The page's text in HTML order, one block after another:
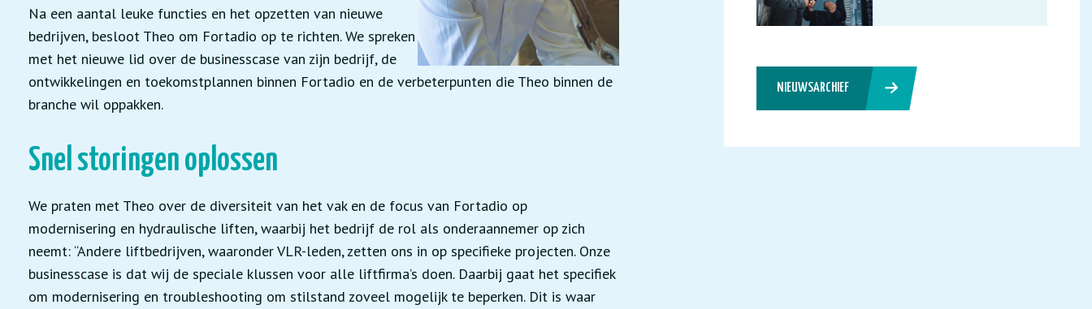
Na een aantal leuke functies en het opzetten van nieuwe
bedrijven, besloot Theo om Fortadio op te richten. We spreken
met het nieuwe lid over de businesscase van zijn bedrijf, de
ontwikkelingen en toekomstplannen binnen Fortadio en de verbeterpunten die Theo binnen de
branche wil oppakken.
Snel storingen oplossen
We praten met Theo over de diversiteit van het vak en de focus van Fortadio op
modernisering en hydraulische liften, waarbij het bedrijf de rol als onderaannemer op zich
neemt: “Andere liftbedrijven, waaronder VLR-leden, zetten ons in op specifieke projecten. Onze
businesscase is dat wij de speciale klussen voor alle liftfirma’s doen. Daarbij gaat het specifiek
om modernisering en troubleshooting om stilstand zoveel mogelijk te beperken. Dit is waar
NIEUWSARCHIEF